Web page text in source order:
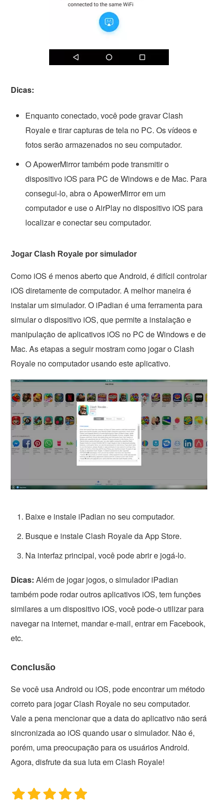
Dicas:
Enquanto conectado, você pode gravar Clash
Royale e tirar capturas de tela no PC. Os vídeos e
fotos serão armazenados no seu computador.
O ApowerMirror também pode transmitir o
dispositivo iOS para PC de Windows e de Mac. Para
consegui-lo, abra o ApowerMirror em um
computador e use o AirPlay no dispositivo iOS para
localizar e conectar seu computador.
Jogar Clash Royale por simulador
Como iOS é menos aberto que Android, é difícil controlar
iOS diretamente de computador. A melhor maneira é
instalar um simulador. O iPadian é uma ferramenta para
simular o dispositivo iOS, que permite a instalação e
manipulação de aplicativos iOS no PC de Windows e de
Mac. As etapas a seguir mostram como jogar o Clash
Royale no computador usando este aplicativo.
Baixe e instale iPadian no seu computador.
Busque e instale Clash Royale da App Store.
Na interfaz principal, você pode abrir e jogá-lo.
Dicas: Além de jogar jogos, o simulador iPadian
também pode rodar outros aplicativos iOS, tem funções
similares a um dispositivo iOS, você pode-o utilizar para
navegar na internet, mandar e-mail, entrar em Facebook,
etc.
Conclusão
Se você usa Android ou iOS, pode encontrar um método
correto para jogar Clash Royale no seu computador.
Vale a pena mencionar que a data do aplicativo não será
sincronizada ao iOS quando usar o simulador. Não é,
porém, uma preocupação para os usuários Android.
Agora, disfrute da sua luta em Clash Royale!